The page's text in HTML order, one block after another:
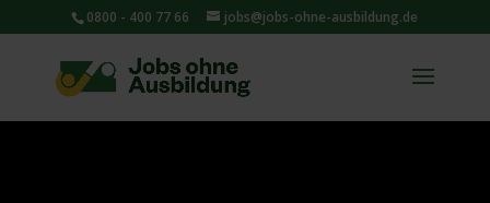
0800 - 400 77 66 jobs@jobs-ohne-ausbildung.de